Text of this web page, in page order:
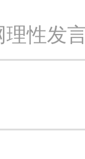
理性发